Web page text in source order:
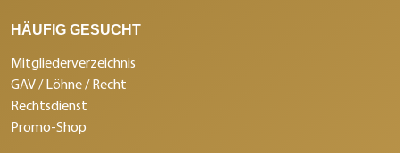
HÄUFIG GESUCHT
Mitgliederverzeichnis
GAV / Löhne / Recht
Rechtsdienst
Promo-Shop